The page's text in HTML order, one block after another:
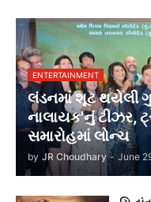
ENTERTAINMENT
લંડનમાં શૂટ થયેલી
નાલાયક'નું ટીઝર,
સમારોહમાં લોન્ચ
by JR Choudhary - June